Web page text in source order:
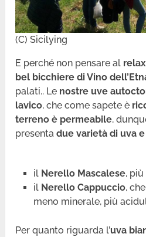
(C) Sicilying
E perché non pensare al relax
bel bicchiere di Vino
palati.. Le nostre uve
lavico, che come sapete è
terreno è permeabile,
presentadue varietà di uva
il Nerello Mascalese, più
il Nerello Cappuccio,
meno minerale, più
Per quanto riguarda l’uva